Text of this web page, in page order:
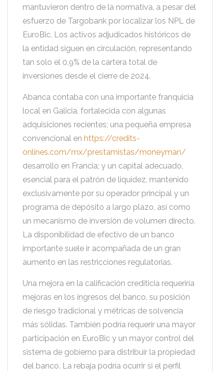
mantuvieron dentro de la normativa, a pesar del
esfuerzo de Targobank por localizar los NPL de
EuroBic. Los activos adjudicados históricos de
la entidad siguen en circulación, representando
tan solo el 0,9% de la cartera total de
inversiones desde el cierre de 2024.
Abanca contaba con una importante franquicia
local en Galicia, fortalecida con algunas
adquisiciones recientes; una pequeña empresa
convencional en https://credits-
onlines.com/mx/prestamistas/moneyman/
desarrollo en Francia; y un capital adecuado,
esencial para el patrón de liquidez, mantenido
exclusivamente por su operador principal y un
programa de depósito a largo plazo, así como
un mecanismo de inversión de volumen directo.
La disponibilidad de efectivo de un banco
importante suele ir acompañada de un gran
aumento en las restricciones regulatorias.
Una mejora en la calificación crediticia requeriría
mejoras en los ingresos del banco, su posición
de riesgo tradicional y métricas de solvencia
más sólidas. También podría requerir una mayor
participación en EuroBic y un mayor control del
sistema de gobierno para distribuir la propiedad
del banco. La rebaja podría ocurrir si el perfil